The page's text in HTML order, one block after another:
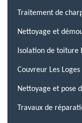
Traitement de
Nettoyage et
Isolation de toiture
Couvreur Les
Nettoyage et pose
Travaux de